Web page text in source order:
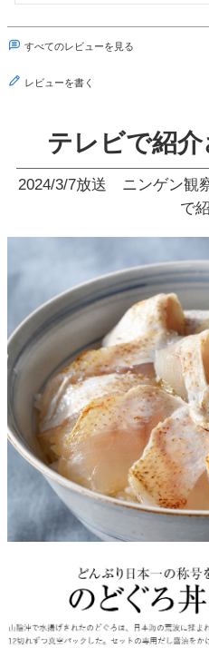
テレビで紹介
2024/3/7放送 ニンゲン観
で
すべてのレビューを見る
レビューを書く